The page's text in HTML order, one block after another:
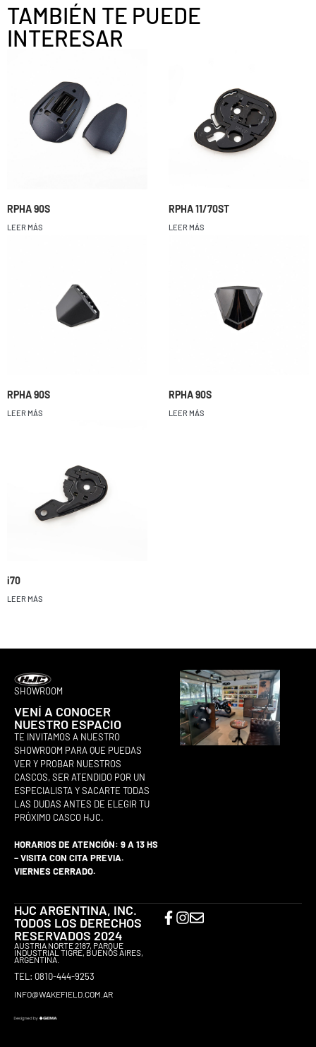
TAMBIÉN TE PUEDE
INTERESAR
RPHA 90S
LEER MÁS
RPHA 11/70ST
LEER MÁS
RPHA 90S
LEER MÁS
RPHA 90S
LEER MÁS
i70
LEER MÁS
SHOWROOM
VENÍ A CONOCER
NUESTRO ESPACIO
TE INVITAMOS A NUESTRO
SHOWROOM PARA QUE PUEDAS
VER Y PROBAR NUESTROS
CASCOS, SER ATENDIDO POR UN
ESPECIALISTA Y SACARTE TODAS
LAS DUDAS ANTES DE ELEGIR TU
PRÓXIMO CASCO HJC.
HORARIOS DE ATENCIÓN: 9 A 13 HS
– VISITA CON CITA PREVIA.
VIERNES CERRADO.
HJC ARGENTINA, INC.
TODOS LOS DERECHOS
RESERVADOS 2024
AUSTRIA NORTE 2187, PARQUE
INDUSTRIAL TIGRE, BUENOS AIRES,
ARGENTINA.
TEL: 0810-444-9253
INFO@WAKEFIELD.COM.AR